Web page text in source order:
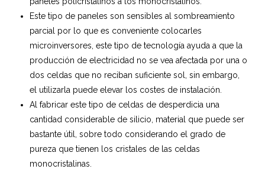
Este tipo de paneles son sensibles al sombreamiento
parcial por lo que es conveniente colocarles
microinversores, este tipo de tecnología ayuda a que la
producción de electricidad no se vea afectada por una o
dos celdas que no reciban suficiente sol, sin embargo,
el utilizarla puede elevar los costes de instalación.
Al fabricar este tipo de celdas de desperdicia una
cantidad considerable de silicio, material que puede ser
bastante útil, sobre todo considerando el grado de
pureza que tienen los cristales de las celdas
monocristalinas.